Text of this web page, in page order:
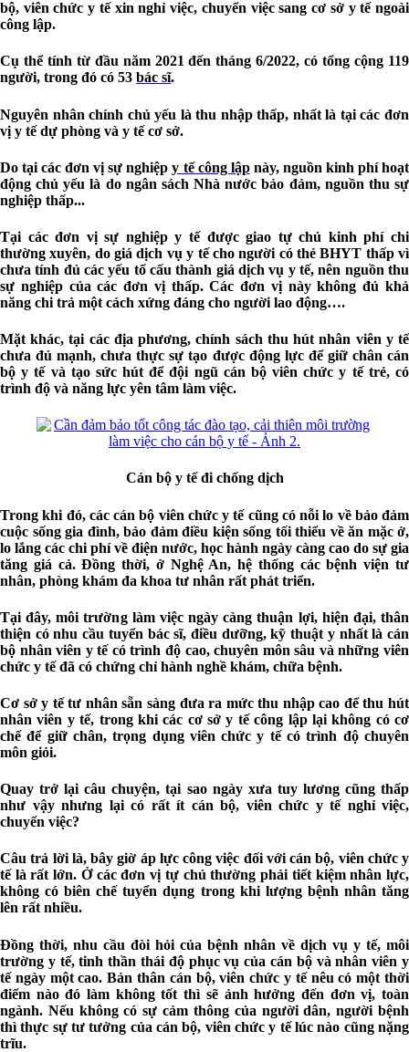
bộ, viên chức y tế xin nghỉ việc, chuyển việc sang cơ sở y tế ngoài
công lập.
Cụ thể tính từ đầu năm 2021 đến tháng 6/2022, có tổng cộng 119
người, trong đó có 53 bác sĩ.
Nguyên nhân chính chủ yếu là thu nhập thấp, nhất là tại các đơn
vị y tế dự phòng và y tế cơ sở.
Do tại các đơn vị sự nghiệpy tế công lậpnày, nguồn kinh phí hoạt
động chủ yếu là do ngân sách Nhà nước bảo đảm, nguồn thu sự
nghiệp thấp...
Tại các đơn vị sự nghiệp y tế được giao tự chủ kinh phí chi
thường xuyên, do giá dịch vụ y tế cho người có thẻ BHYT thấp vì
chưa tính đủ các yếu tố cấu thành giá dịch vụ y tế, nên nguồn thu
sự nghiệp của các đơn vị thấp. Các đơn vị này không đủ khả
năng chi trả một cách xứng đáng cho người lao động….
Mặt khác, tại các địa phương, chính sách thu hút nhân viên y tế
chưa đủ mạnh, chưa thực sự tạo được động lực để giữ chân cán
bộ y tế và tạo sức hút để đội ngũ cán bộ viên chức y tế trẻ, có
trình độ và năng lực yên tâm làm việc.
Cán bộ y tế đi chống dịch
Trong khi đó, các cán bộ viên chức y tế cũng có nỗi lo về bảo đảm
cuộc sống gia đình, bảo đảm điều kiện sống tối thiểu về ăn mặc ở,
lo lắng các chi phí về điện nước, học hành ngày càng cao do sự gia
tăng giá cả. Đồng thời, ở Nghệ An, hệ thống các bệnh viện tư
nhân, phòng khám đa khoa tư nhân rất phát triển.
Tại đây, môi trường làm việc ngày càng thuận lợi, hiện đại, thân
thiện có nhu cầu tuyển bác sĩ, điều dưỡng, kỹ thuật y nhất là cán
bộ nhân viên y tế có trình độ cao, chuyên môn sâu và những viên
chức y tế đã có chứng chỉ hành nghề khám, chữa bệnh.
Cơ sở y tế tư nhân sẵn sàng đưa ra mức thu nhập cao để thu hút
nhân viên y tế, trong khi các cơ sở y tế công lập lại không có cơ
chế để giữ chân, trọng dụng viên chức y tế có trình độ chuyên
môn giỏi.
Quay trở lại câu chuyện, tại sao ngày xưa tuy lương cũng thấp
như vậy nhưng lại có rất ít cán bộ, viên chức y tế nghỉ việc,
chuyển việc?
Câu trả lời là, bây giờ áp lực công việc đối với cán bộ, viên chức y
tế là rất lớn. Ở các đơn vị tự chủ thường phải tiết kiệm nhân lực,
không có biên chế tuyển dụng trong khi lượng bệnh nhân tăng
lên rất nhiều.
Đồng thời, nhu cầu đòi hỏi của bệnh nhân về dịch vụ y tế, môi
trường y tế, tinh thần thái độ phục vụ của cán bộ và nhân viên y
tế ngày một cao. Bản thân cán bộ, viên chức y tế nêu có một thời
điểm nào đó làm không tốt thì sẽ ảnh hưởng đến đơn vị, toàn
ngành. Nếu không có sự cảm thông của người dân, người bệnh
thì thực sự tư tưởng của cán bộ, viên chức y tế lúc nào cũng nặng
trĩu.